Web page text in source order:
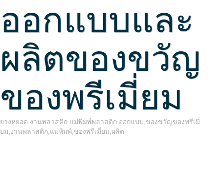
ออกแบบและ
ผลิตของขวัญ
ของพรีเมี่ยม
ยางหยอด งานพลาสติก แม่พิมพ์พลาสติก ออกแบบ,ของขวัญของพรีเมี่
ยม,งานพลาสติก,แม่พิมพ์,ของพรีเมี่ยม,ผลิต